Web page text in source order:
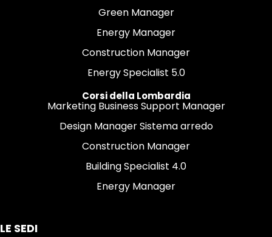
Green Manager
Energy Manager
Construction Manager
Energy Specialist 5.0
Corsi della Lombardia
Marketing Business Support Manager
Design Manager Sistema arredo
Construction Manager
Building Specialist 4.0
Energy Manager
LE SEDI